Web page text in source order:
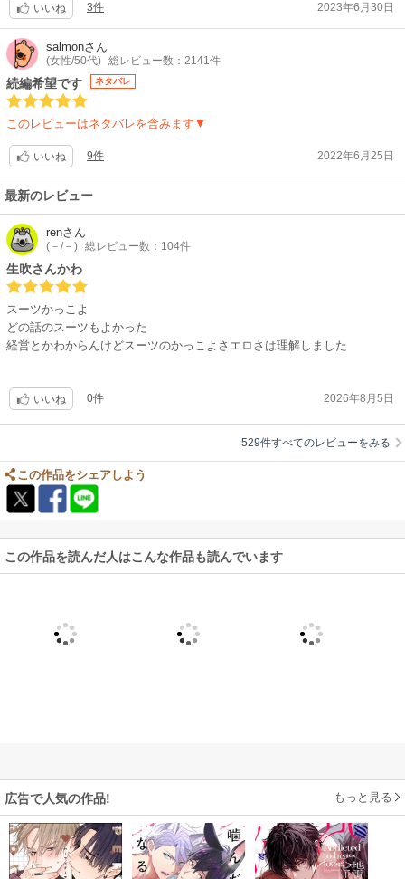
あと、まだ他の方のレビューで触れられてないようなので思いきって書き
ます、需要あるはず。下巻のエチシーン、あれの修正ほぼゼロですよ。描
き下ろしで一部分だけ発光してるくらい。すっごく上手に自然に流れるよ
うに描いてて、全く気分が削がれない、素晴らしい描写テク。上巻描き下
ろし4ページ(1話と2話の間の話)、下巻全170ページで本編は142ページで
終わるけど、残り28ページ中、あの人とのマウントとり合戦とエチエチ描
き下ろし18ページ+電子描き下ろし2ページ+カバー下後書き2ページだか
ら、上巻はともかく雑誌連載で読んでた方も下巻は単行本買うのが良いで
すよ。描き下ろしのマウントとり爆笑からのエチの流れ、1話のテオ登場
いいね 3件 2023年6月30日
salmonさん
(女性/50代) 総レビュー数：2141件
続編希望です ネタバレ
このレビューはネタバレを含みます▼
いいね 9件 2022年6月25日
最新のレビュー
renさん
(－/－) 総レビュー数：104件
生吹さんかわ
スーツかっこよ
どの話のスーツもよかった
経営とかわからんけどスーツのかっこよさエロさは理解しました
いいね 0件 2026年8月5日
529件すべてのレビューをみる
この作品をシェアしよう
この作品を読んだ人はこんな作品も読んでいます
広告で人気の作品! もっと見る